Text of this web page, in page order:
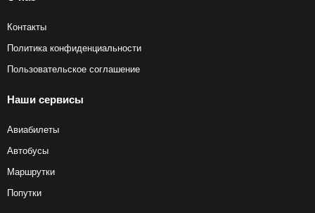
Контакты
Политика конфиденциальности
Пользовательское соглашение
Наши сервисы
Авиабилеты
Автобусы
Маршрутки
Попутки